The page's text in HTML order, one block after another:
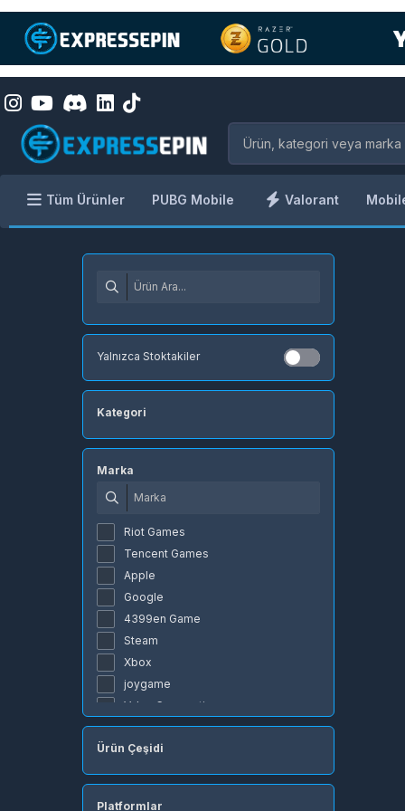
Tüm Ürünler PUBG Mobile Valorant
Yalnızca Stoktakiler
Kategori
Marka
Riot Games
Tencent Games
Apple
Google
4399en Game
Steam
Xbox
joygame
Valve Corporation
Rokogame
Lokum Games
Level Infinite
Ürün Çeşidi
Platformlar